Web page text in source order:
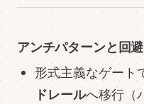
アンチパターンと回避
形式主義なゲート
ドレールへ移行（